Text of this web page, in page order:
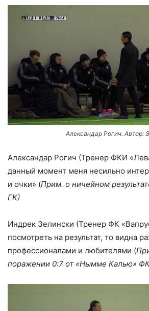
Александар Рогич. Автор:
Александар Рогич (Тренер ФКИ
данный момент меня несильно
и очки» (Прим. о ничейном
ГК)
Индрек Зелински (Тренер ФК
посмотреть на результат, то видна
профессионалами и любителями (
поражении 0:7 от «Нымме Калью»